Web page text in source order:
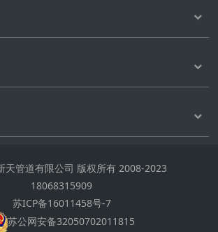
天管道有限公司 版权所有 2008-2023
18068315909
苏ICP备16011458号-7
苏公网安备32050702011815